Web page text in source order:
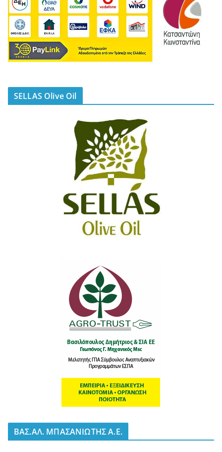
SELLAS Olive Oil
BΑΣ.ΑΛ. ΜΠΑΣΑΝΙΩΤΗΣ Α.Ε.